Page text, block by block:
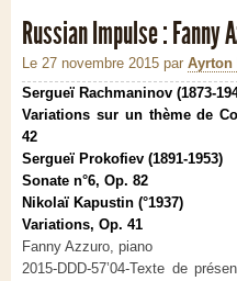
Russian Impulse : Fanny
Le 27 novembre 2015 par Ayrton
Sergueï Rachmaninov (1873-
Variations sur un thème de
42
Sergueï Prokofiev (1891-1953)
Sonate n°6, Op. 82
Nikolaï Kapustin (°1937)
Variations, Op. 41
Fanny Azzuro, piano
2015-DDD-57’04-Texte de